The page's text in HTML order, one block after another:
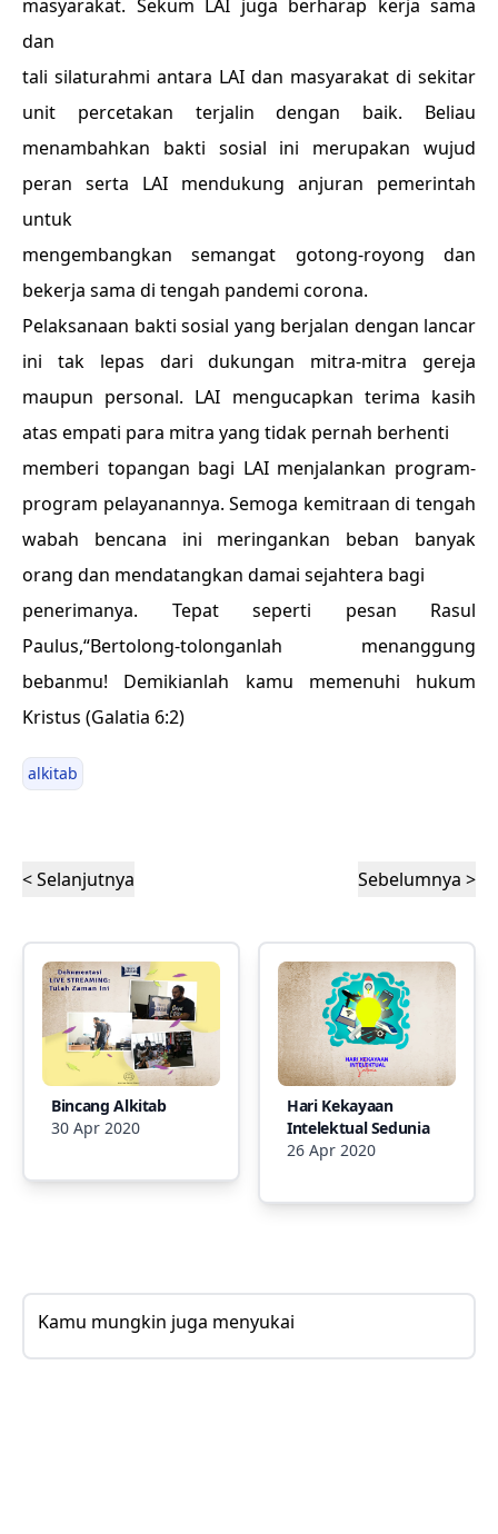
masyarakat. Sekum LAI juga berharap kerja sama
dan
tali silaturahmi antara LAI dan masyarakat di sekitar
unit percetakan terjalin dengan baik. Beliau
menambahkan bakti sosial ini merupakan wujud
peran serta LAI mendukung anjuran pemerintah
untuk
mengembangkan semangat gotong-royong dan
bekerja sama di tengah pandemi corona.
Pelaksanaan bakti sosial yang berjalan dengan lancar
ini tak lepas dari dukungan mitra-mitra gereja
maupun personal. LAI mengucapkan terima kasih
atas empati para mitra yang tidak pernah berhenti
memberi topangan bagi LAI menjalankan program-
program pelayanannya. Semoga kemitraan di tengah
wabah bencana ini meringankan beban banyak
orang dan mendatangkan damai sejahtera bagi
penerimanya. Tepat seperti pesan Rasul
Paulus,“Bertolong-tolonganlah menanggung
bebanmu! Demikianlah kamu memenuhi hukum
Kristus (Galatia 6:2)
alkitab
< Selanjutnya Sebelumnya >
Bincang Alkitab
30 Apr 2020
Hari Kekayaan
Intelektual Sedunia
26 Apr 2020
Kamu mungkin juga menyukai